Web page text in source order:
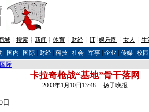
城 ┊ 搜索 ┊ 新闻 ┊ 体育 ┊ 财经 ┊ IT┊ 娱乐圈 ┊ 女人 ┊ 生
国内 国际| 财经| 科技| 社会| 军事| 企业 传媒| 校园
国际
卡拉奇枪战“基地”骨干落网
2003年1月10日13:48 扬子晚报